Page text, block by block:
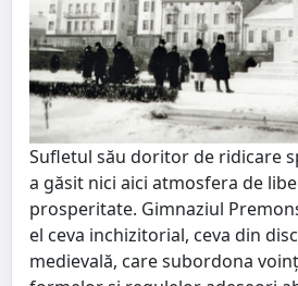
Sufletul său doritor de ridicare
a găsit nici aici atmosfera de
prosperitate. Gimnaziul
el ceva inchizitorial, ceva din
medievală, care subordona